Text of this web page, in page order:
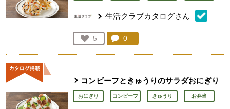
生活クラブカタログさん
お気に入り登録：
5
人が登録
コメント：
0
コンビーフときゅうりのサラダおにぎり
おにぎり コンビーフ きゅうり お弁当